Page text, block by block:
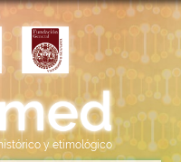
y etimológico